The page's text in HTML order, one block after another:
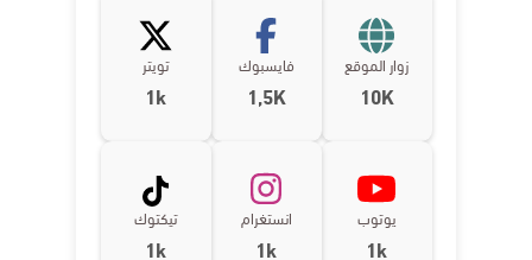
زوار الموقع
10K
فايسبوك
1,5K
تويتر
1k
يوتوب
1k
انستغرام
1k
تيكتوك
1k